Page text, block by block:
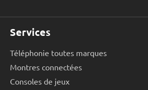
Services
Téléphonie toutes marques
Montres connectées
Consoles de jeux